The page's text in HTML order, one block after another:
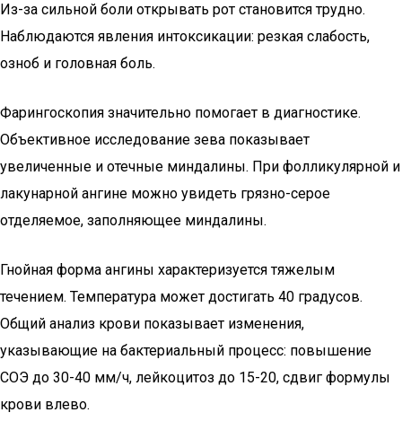
Из-за сильной боли открывать рот становится трудно.
Наблюдаются явления интоксикации: резкая слабость,
озноб и головная боль.
Фарингоскопия значительно помогает в диагностике.
Объективное исследование зева показывает
увеличенные и отечные миндалины. При фолликулярной и
лакунарной ангине можно увидеть грязно-серое
отделяемое, заполняющее миндалины.
Гнойная форма ангины характеризуется тяжелым
течением. Температура может достигать 40 градусов.
Общий анализ крови показывает изменения,
указывающие на бактериальный процесс: повышение
СОЭ до 30-40 мм/ч, лейкоцитоз до 15-20, сдвиг формулы
крови влево.